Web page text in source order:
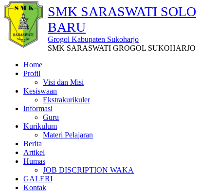
SMK SARASWATI SOLO
BARU
Grogol Kabupaten Sukoharjo
SMK SARASWATI GROGOL SUKOHARJO
Home
Profil
Visi dan Misi
Kesiswaan
Ekstrakurikuler
Informasi
Guru
Kurikulum
Materi Pelajaran
Berita
Artikel
Humas
JOB DISCRIPTION WAKA
GALERI
Kontak